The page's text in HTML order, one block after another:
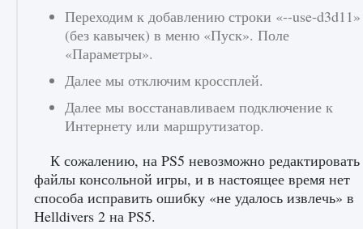
Как создавать предметы в Creatures of Ava
Переходим к добавлению строки «--use-d3d11»
(без кавычек) в меню «Пуск». Поле
«Параметры».
Далее мы отключим кроссплей.
Далее мы восстанавливаем подключение к
Интернету или маршрутизатор.
К сожалению, на PS5 невозможно редактировать
файлы консольной игры, и в настоящее время нет
способа исправить ошибку «не удалось извлечь» в
Helldivers 2 на PS5.